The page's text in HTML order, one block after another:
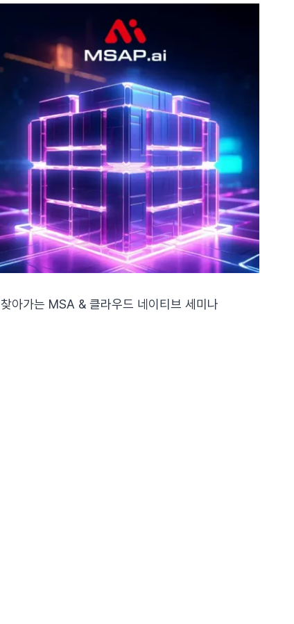
찾아가는 MSA & 클라우드 네이티브 세미나